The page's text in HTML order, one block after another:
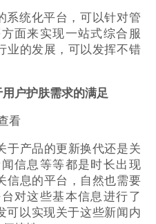
系统化平台，可以针对管
面来实现一站式综合服
业的发展，可以发挥不错
户护肤需求的满足
看
于产品的更新换代还是关
信息等等都是时长出现
信息的平台，自然也需要
对这些基本信息进行了
可以实现关于这些新闻内